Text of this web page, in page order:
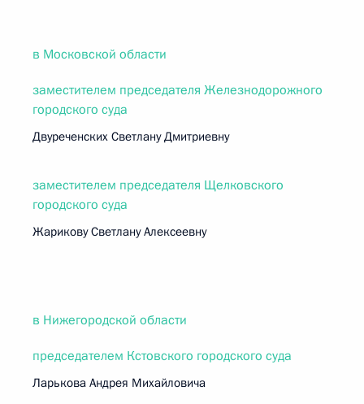
в Московской области
заместителем председателя Железнодорожного
городского суда
Двуреченских Светлану Дмитриевну
заместителем председателя Щелковского
городского суда
Жарикову Светлану Алексеевну
в Нижегородской области
председателем Кстовского городского суда
Ларькова Андрея Михайловича